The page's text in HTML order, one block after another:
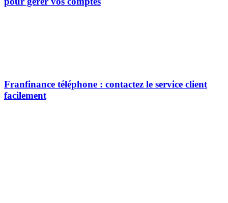
Franfinance téléphone : contactez le service client
facilement